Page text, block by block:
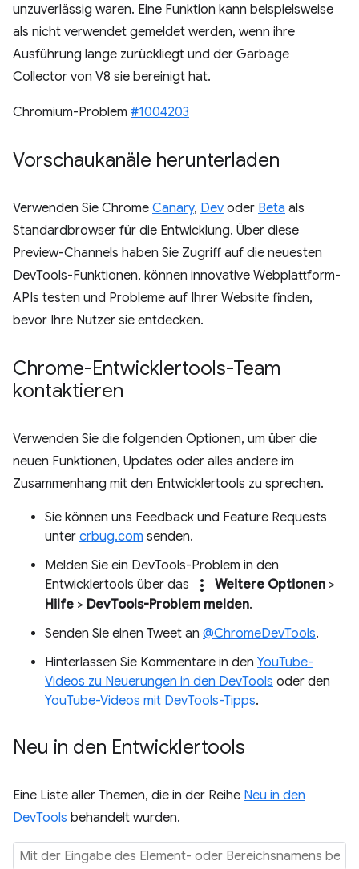
unzuverlässig waren. Eine Funktion kann beispielsweise
als nicht verwendet gemeldet werden, wenn ihre
Ausführung lange zurückliegt und der Garbage
Collector von V8 sie bereinigt hat.
Chromium-Problem #1004203
Vorschaukanäle herunterladen
Verwenden Sie Chrome Canary, Dev oder Beta als
Standardbrowser für die Entwicklung. Über diese
Preview-Channels haben Sie Zugriff auf die neuesten
DevTools-Funktionen, können innovative Webplattform-
APIs testen und Probleme auf Ihrer Website finden,
bevor Ihre Nutzer sie entdecken.
Chrome-Entwicklertools-Team
kontaktieren
Verwenden Sie die folgenden Optionen, um über die
neuen Funktionen, Updates oder alles andere im
Zusammenhang mit den Entwicklertools zu sprechen.
Sie können uns Feedback und Feature Requests
unter crbug.com senden.
Melden Sie ein DevTools-Problem in den
Entwicklertools über das
more_vert Weitere Optionen >
Hilfe > DevTools-Problem melden.
Senden Sie einen Tweet an @ChromeDevTools.
Hinterlassen Sie Kommentare in den YouTube-
Videos zu Neuerungen in den DevTools oder den
YouTube-Videos mit DevTools-Tipps.
Neu in den Entwicklertools
Eine Liste aller Themen, die in der Reihe Neu in den
DevTools behandelt wurden.